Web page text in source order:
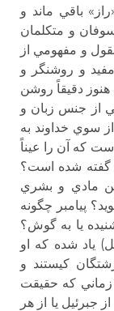
باقي ماند و
و متكلمان
و مفهومي از
و روشنگر و
دقيقاً روشن
از جنس زبان و
سوي خداوند به
كه آن را عيناً
گفته شده است؟
مادي و بشري
پيامبر چگونه
يا به گوش؟
ياد شده كه او
كيستند و
كه حقيقت
يا از هر